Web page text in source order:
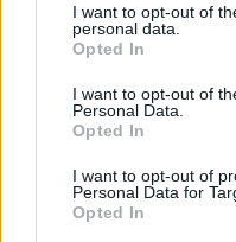
I want to opt-out of
personal data.
Opted In
I want to opt-out of
Personal Data.
Opted In
I want to opt-out of
Personal Data for
Opted In
Kennex, che
androide
creato per
a un essere
Community
Yahoo!